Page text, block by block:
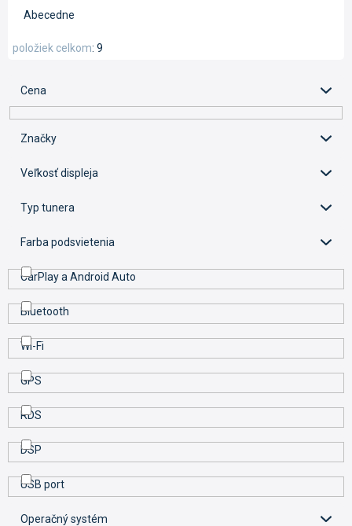
i
p
r
o
d
o
Abecedne
9
položiek celkom
Cena
Značky
Veľkosť displeja
Typ tunera
Farba podsvietenia
CarPlay a Android Auto
Bluetooth
Wi-Fi
GPS
RDS
DSP
USB port
Operačný systém